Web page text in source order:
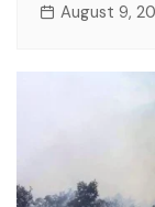
August 9,